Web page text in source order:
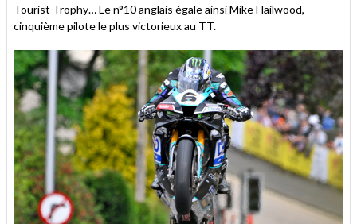
Tourist Trophy… Le n°10 anglais égale ainsi Mike Hailwood,
cinquième pilote le plus victorieux au TT.